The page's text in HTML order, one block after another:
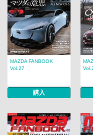
MAZDA FANBOOK
Vol.27
購入